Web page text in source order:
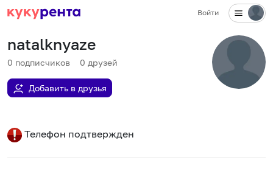
Войти
natalknyaze
0 подписчиков 0 друзей
Добавить в друзья
Телефон подтвержден